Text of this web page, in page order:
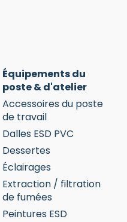
Équipements du
poste & d'atelier
Accessoires du poste
de travail
Dalles ESD PVC
Dessertes
Éclairages
Extraction / filtration
de fumées
Peintures ESD